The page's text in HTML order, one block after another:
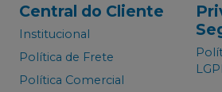
Central do Cliente
Institucional
Política de Frete
Política Comercial